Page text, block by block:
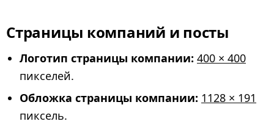
Страницы компаний и посты
Логотип страницы компании: 400 × 400
пикселей.
Обложка страницы компании: 1128 × 191
пиксель.